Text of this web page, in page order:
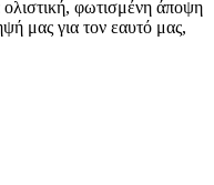
φωτισμένη άποψη
μας για τον εαυτό μας,